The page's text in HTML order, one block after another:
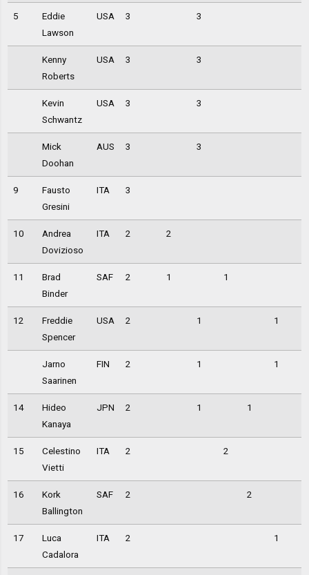
5
Eddie
Lawson
USA 3 3
Kenny
Roberts
USA 3 3
Kevin
Schwantz
USA 3 3
Mick
Doohan
AUS 3 3
9
Fausto
Gresini
ITA 3
10
Andrea
Dovizioso
ITA 2 2
11
Brad
Binder
SAF 2 1 1
12
Freddie
Spencer
USA 2 1 1
Jarno
Saarinen
FIN 2 1 1
14
Hideo
Kanaya
JPN 2 1 1
15
Celestino
Vietti
ITA 2 2
16
Kork
Ballington
SAF 2 2
17
Luca
Cadalora
ITA 2 1